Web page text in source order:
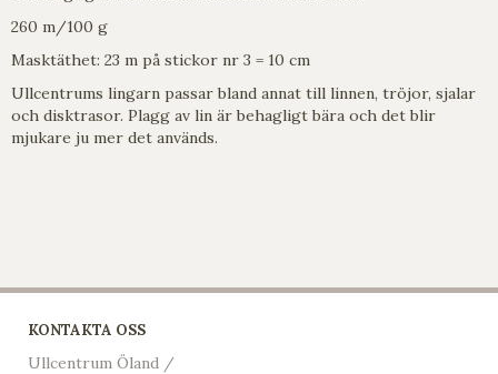
260 m/100 g
Masktäthet: 23 m på stickor nr 3 = 10 cm
Ullcentrums lingarn passar bland annat till linnen, tröjor, sjalar
och disktrasor. Plagg av lin är behagligt bära och det blir
mjukare ju mer det används.
KONTAKTA OSS
Ullcentrum Öland /